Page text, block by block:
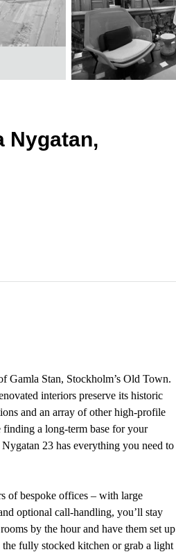
Nygatan,
Gamla Stan, Stockholm’s Old Town.
interiors preserve its historic
and an array of other high-profile
finding a long-term base for your
23 has everything you need to
of bespoke offices – with large
optional call-handling, you’ll stay
by the hour and have them set up
fully stocked kitchen or grab a light